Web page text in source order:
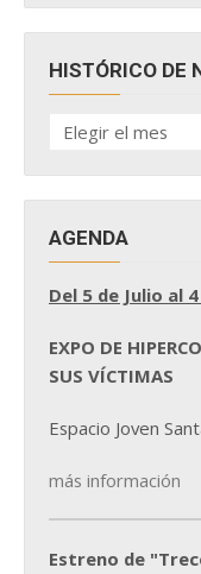
HISTÓRICO DE
HISTÓRICO
DE
AGENDA
Del 5 de Julio al
EXPO DE
SUS VÍCTIMAS
Espacio Joven
más información
Estreno de